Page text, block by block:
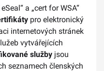
a „cert for WSA“
pro elektronický
internetových stránek
vytvářejících
služby jsou
seznamech členských